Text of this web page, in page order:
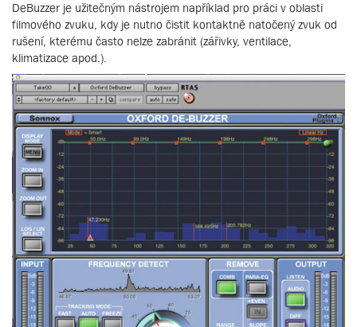
DeBuzzer je užitečným nástrojem například pro práci v oblasti
filmového zvuku, kdy je nutno čistit kontaktně natočený zvuk od
rušení, kterému často nelze zabránit (zářivky, ventilace,
klimatizace apod.).